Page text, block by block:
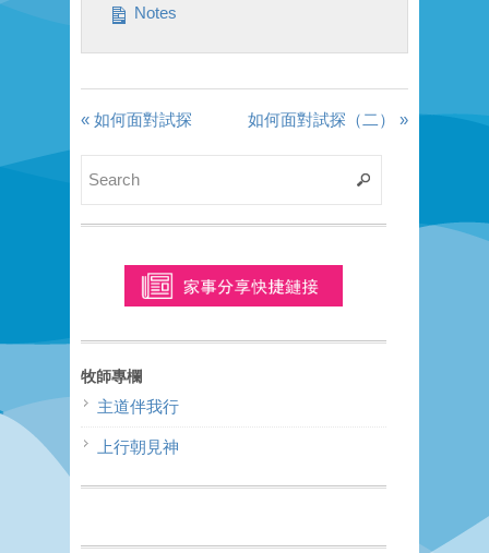
Notes
« 如何面對試探 如何面對試探（二） »
牧師專欄
主道伴我行
上行朝見神